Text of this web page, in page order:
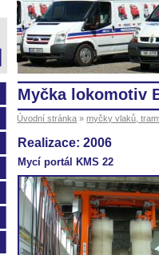
Myčka lokomotiv
Realizace: 2006
Mycí portál KMS 22
Úvodní stránka »myčky vlaků,